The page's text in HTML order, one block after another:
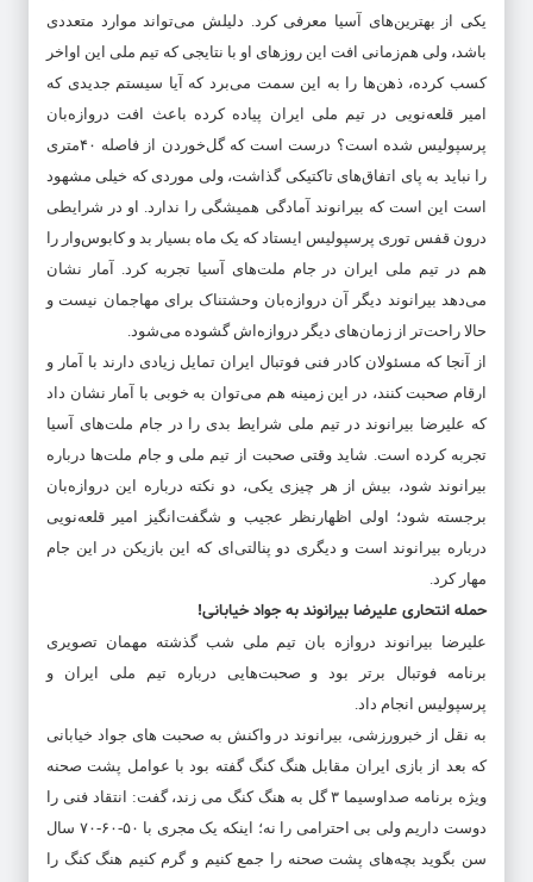
یکی از بهترین‌های آسیا معرفی کرد. دلیلش می‌تواند موارد متعددی
باشد، ولی هم‌زمانی افت این روز‌های او با نتایجی که تیم ملی این اواخر
کسب کرده، ذهن‌ها را به این سمت می‌برد که آیا سیستم جدیدی که
امیر قلعه‌نویی در تیم ملی ایران پیاده کرده باعث افت دروازه‌بان
پرسپولیس شده است؟ درست است که گل‌خوردن از فاصله ۴۰‌متری
را نباید به پای اتفاق‌های تاکتیکی گذاشت، ولی موردی که خیلی مشهود
است این است که بیرانوند آمادگی همیشگی را ندارد. او در شرایطی
درون قفس توری پرسپولیس ایستاد که یک ماه بسیار بد و کابوس‌وار را
هم در تیم ملی ایران در جام ملت‌های آسیا تجربه کرد. آمار نشان
می‌دهد بیرانوند دیگر آن دروازه‌بان وحشتناک برای مهاجمان نیست و
حالا راحت‌تر از زمان‌های دیگر دروازه‌اش گشوده می‌شود.
از آنجا که مسئولان کادر فنی فوتبال ایران تمایل زیادی دارند با آمار و
ارقام صحبت کنند، در این زمینه هم می‌توان به خوبی با آمار نشان داد
که علیرضا بیرانوند در تیم ملی شرایط بدی را در جام ملت‌های آسیا
تجربه کرده است. شاید وقتی صحبت از تیم ملی و جام ملت‌ها درباره
بیرانوند شود، بیش از هر چیزی یکی، دو نکته درباره این دروازه‌بان
برجسته شود؛ اولی اظهارنظر عجیب و شگفت‌انگیز امیر قلعه‌نویی
درباره بیرانوند است و دیگری دو پنالتی‌ای که این بازیکن در این جام
مهار کرد.
حمله انتحاری علیرضا بیرانوند به جواد خیابانی!
علیرضا بیرانوند دروازه بان تیم ملی شب گذشته مهمان تصویری
برنامه فوتبال برتر بود و صحبت‌هایی درباره تیم ملی ایران و
پرسپولیس انجام داد.
به نقل از خبرورزشی، بیرانوند در واکنش به صحبت های جواد خیابانی
که بعد از بازی ایران مقابل هنگ کنگ گفته بود با عوامل پشت صحنه
ویژه برنامه صداوسیما ۳ گل به هنگ کنگ می زند، گفت: انتقاد فنی را
دوست داریم ولی بی احترامی را نه؛ اینکه یک مجری با ۵۰-۶۰-۷۰ سال
سن بگوید بچه‌های پشت صحنه را جمع کنیم و گرم کنیم هنگ کنگ را